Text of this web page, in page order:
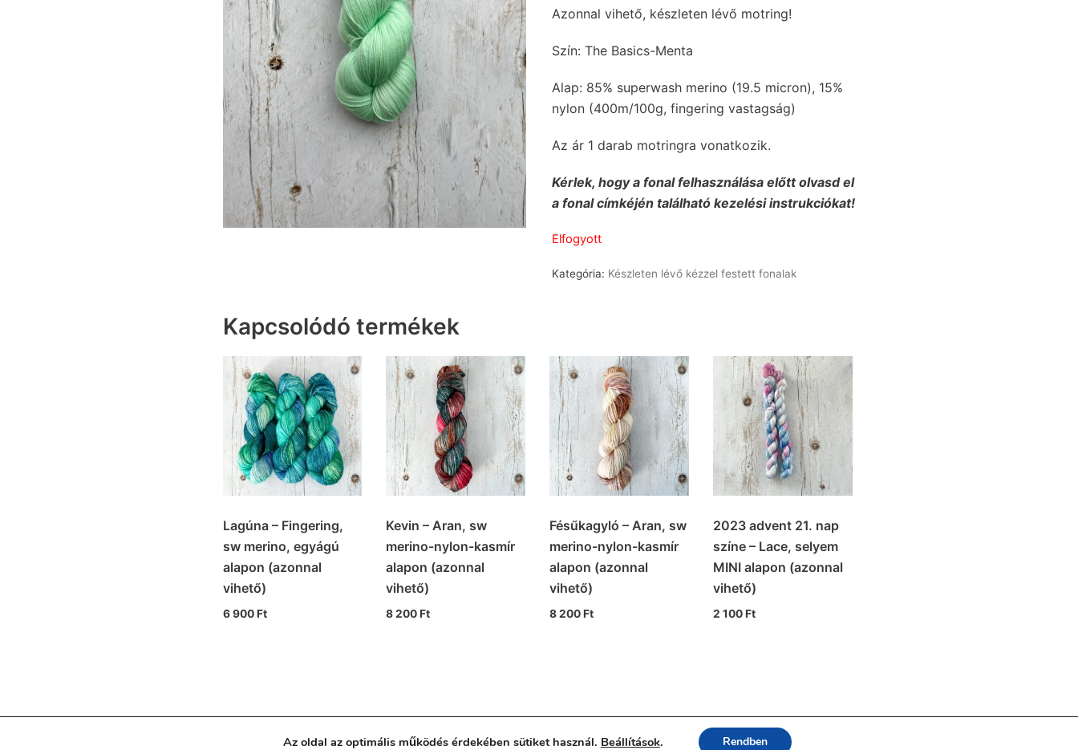
Azonnal vihető, készleten lévő motring!
Szín: The Basics-Menta
Alap: 85% superwash merino (19.5 micron), 15%
nylon (400m/100g, fingering vastagság)
Az ár 1 darab motringra vonatkozik.
Kérlek, hogy a fonal felhasználása előtt olvasd el
a fonal címkéjén található kezelési instrukciókat!
Elfogyott
Kategória: Készleten lévő kézzel festett fonalak
Kapcsolódó termékek
Lagúna – Fingering,
sw merino, egyágú
alapon (azonnal
vihető)
6 900Ft
Kevin – Aran, sw
merino-nylon-kasmír
alapon (azonnal
vihető)
8 200Ft
Fésűkagyló – Aran, sw
merino-nylon-kasmír
alapon (azonnal
vihető)
8 200Ft
2023 advent 21. nap
színe – Lace, selyem
MINI alapon (azonnal
vihető)
2 100Ft
Adatkezelési tájékoztató ÁSZF
Az oldal az optimális működés érdekében sütiket használ. Beállítások. Rendben